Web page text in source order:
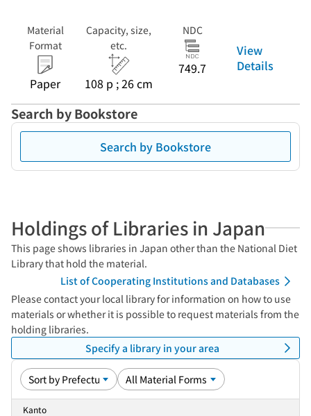
Material
Format
Paper
Capacity, size,
etc.
108 p ; 26 cm
NDC
749.7
View
Details
Search by Bookstore
Search by Bookstore
Holdings of Libraries in Japan
This page shows libraries in Japan other than the National Diet
Library that hold the material.
List of Cooperating Institutions and Databases
Please contact your local library for information on how to use
materials or whether it is possible to request materials from the
holding libraries.
Specify a library in your area
Kanto